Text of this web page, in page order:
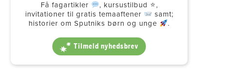
Få fagartikler
, kursustilbud ⭐️,
invitationer til gratis temaaftener
samt;
historier om Sputniks børn og unge
.
Tilmeld nyhedsbrev